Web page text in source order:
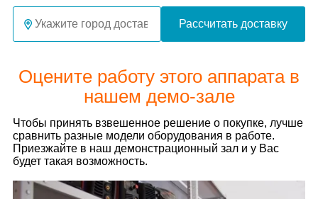
Рассчитать доставку
Оцените работу этого аппарата в
нашем демо-зале
Чтобы принять взвешенное решение о покупке, лучше
сравнить разные модели оборудования в работе.
Приезжайте в наш демонстрационный зал и у Вас
будет такая возможность.